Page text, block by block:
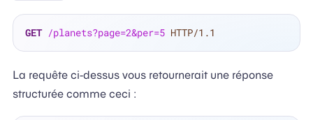
GET /planets?page=2&per=5 HTTP/1.1
La requête ci-dessus vous retournerait une réponse
structurée comme ceci :